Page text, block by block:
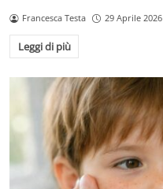
Francesca Testa 29 Aprile 2026
Leggi di più